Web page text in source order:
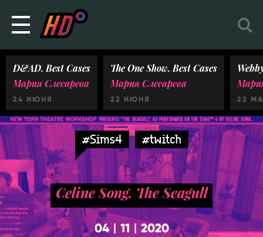
D&AD. Best Cases
Мария Слесарева
24 ИЮНЯ
The One Show. Best Cases
Мария Слесарева
22 ИЮНЯ 22
#Sims4 #twitch
Celine Song. The Seagull
04 11 2020